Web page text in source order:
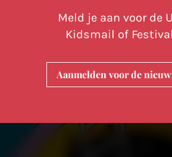
Meld je aan voor de
Kidsmail of
Aanmelden voor de